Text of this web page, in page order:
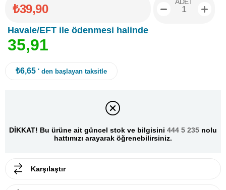
₺39,90
Havale/EFT ile ödenmesi halinde
35,91
₺6,65 ' den başlayan taksitle
DİKKAT! Bu ürüne ait güncel stok ve bilgisini 444 5 235 nolu
hattımızı arayarak öğrenebilirsiniz.
Karşılaştır